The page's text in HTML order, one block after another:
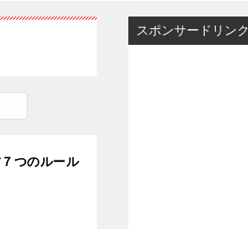
つのルール
スポンサードリンク